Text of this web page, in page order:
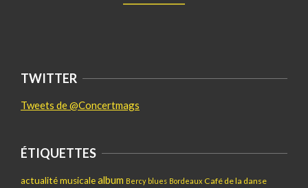
TWITTER
Tweets de @Concertmags
ÉTIQUETTES
actualité musicalealbum Bercy blues Bordeaux Café de la danse